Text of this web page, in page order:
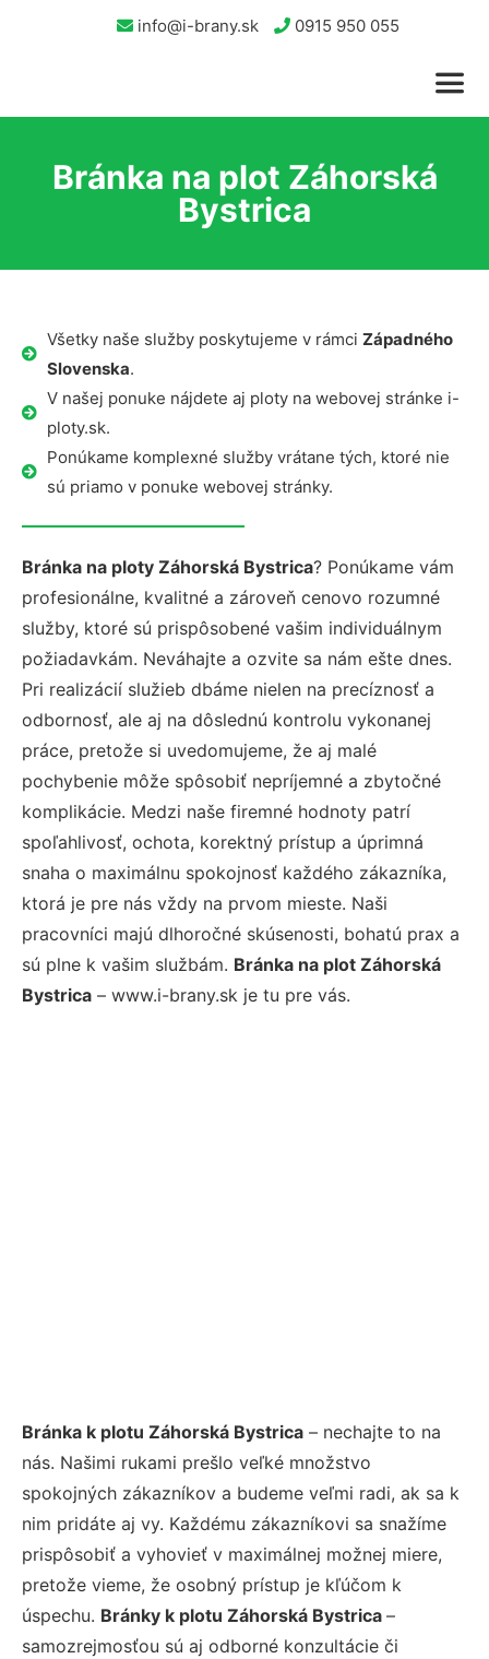
info@i-brany.sk 0915 950 055
Bránka na plot Záhorská
Bystrica
Všetky naše služby poskytujeme v rámci Západného
Slovenska.
V našej ponuke nájdete aj ploty na webovej stránke i-
ploty.sk.
Ponúkame komplexné služby vrátane tých, ktoré nie
sú priamo v ponuke webovej stránky.
Bránka na ploty Záhorská Bystrica? Ponúkame vám
profesionálne, kvalitné a zároveň cenovo rozumné
služby, ktoré sú prispôsobené vašim individuálnym
požiadavkám. Neváhajte a ozvite sa nám ešte dnes.
Pri realizácií služieb dbáme nielen na precíznosť a
odbornosť, ale aj na dôslednú kontrolu vykonanej
práce, pretože si uvedomujeme, že aj malé
pochybenie môže spôsobiť nepríjemné a zbytočné
komplikácie. Medzi naše firemné hodnoty patrí
spoľahlivosť, ochota, korektný prístup a úprimná
snaha o maximálnu spokojnosť každého zákazníka,
ktorá je pre nás vždy na prvom mieste. Naši
pracovníci majú dlhoročné skúsenosti, bohatú prax a
sú plne k vašim službám. Bránka na plot Záhorská
Bystrica – www.i-brany.sk je tu pre vás.
Bránka k plotu Záhorská Bystrica – nechajte to na
nás. Našimi rukami prešlo veľké množstvo
spokojných zákazníkov a budeme veľmi radi, ak sa k
nim pridáte aj vy. Každému zákazníkovi sa snažíme
prispôsobiť a vyhovieť v maximálnej možnej miere,
pretože vieme, že osobný prístup je kľúčom k
úspechu. Bránky k plotu Záhorská Bystrica –
samozrejmosťou sú aj odborné konzultácie či